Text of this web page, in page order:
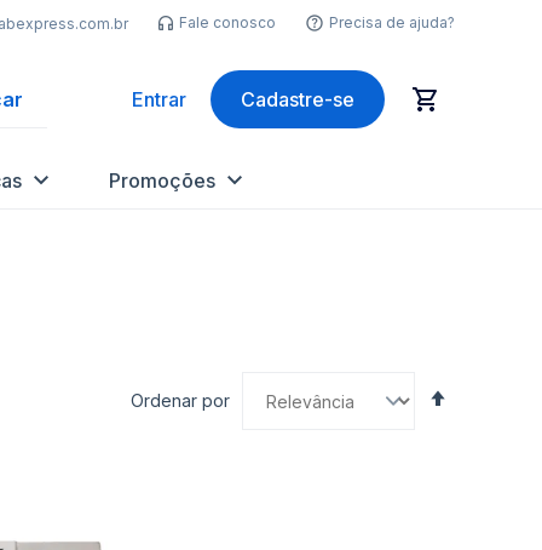
Fale conosco Precisa de ajuda?
Entrar Cadastre-se
Promoções
Ordenar por